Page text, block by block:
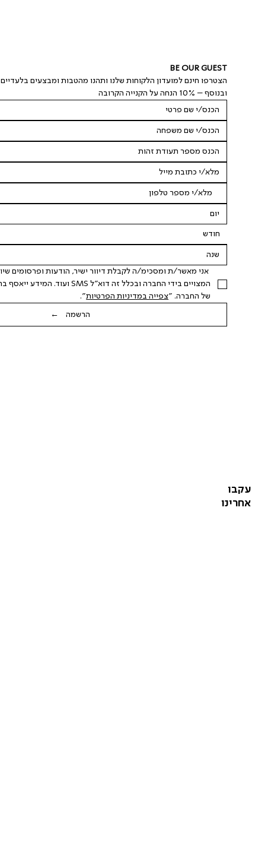
עקבו
אחרינו
BE OUR GUEST
הצטרפו חינם למועדון הלקוחות שלנו ותהנו מהטבות ומבצעים בלעדיים
ובנוסף – 10% הנחה על הקנייה הקרובה
חודש
של החברה. "צפייה במדיניות הפרטיות".
הרשמה ←